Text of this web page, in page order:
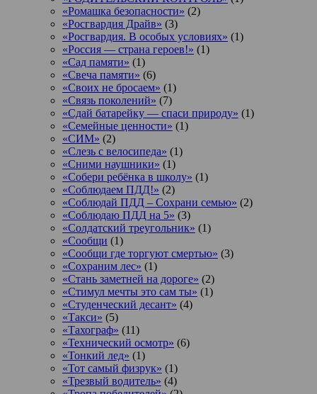
«Ромашка безопасности» (2)
«Росгвардия Драйв» (3)
«Росгвардия. В особых условиях» (1)
«Россия — страна героев!» (1)
«Сад памяти» (1)
«Свеча памяти» (6)
«Своих не бросаем» (1)
«Связь поколений» (7)
«Сдай батарейку — спаси природу» (1)
«Семейные ценности» (1)
«СИМ» (2)
«Слезь с велосипеда» (1)
«Сними наушники» (1)
«Собери ребёнка в школу» (1)
«Соблюдаем ПДД!» (2)
«Соблюдай ПДД – Сохрани семью» (2)
«Соблюдаю ПДД на 5» (3)
«Солдатский треугольник» (1)
«Сообщи (1)
«Сообщи где торгуют смертью» (3)
«Сохраним лес» (1)
«Стань заметней на дороге» (2)
«Стимул мечты это сам ты» (1)
«Студенческий десант» (4)
«Такси» (5)
«Тахограф» (11)
«Технический осмотр» (6)
«Тонкий лед» (1)
«Тот самый физрук» (1)
«Трезвый водитель» (4)